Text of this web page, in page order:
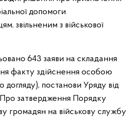
допомоги
звільненим з військової
643 заяви на складання
факту здійснення особою
догляду), постанови Уряду від
затвердження Порядку
громадян на військову службу